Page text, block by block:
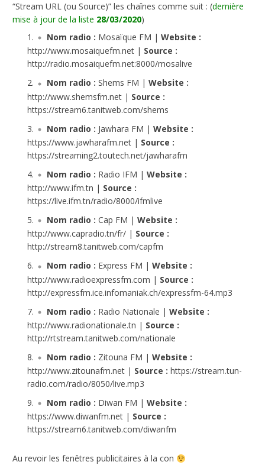
“Stream URL (ou Source)” les chaînes comme suit : (dernière
mise à jour de la liste 28/03/2020)
Nom radio : Mosaïque FM |Website :
http://www.mosaiquefm.net | Source :
http://radio.mosaiquefm.net:8000/mosalive
Nom radio :Shems FM |Website :
http://www.shemsfm.net | Source :
https://stream6.tanitweb.com/shems
Nom radio : Jawhara FM |Website :
https://www.jawharafm.net | Source :
https://streaming2.toutech.net/jawharafm
Nom radio : Radio IFM |Website :
http://www.ifm.tn | Source :
https://live.ifm.tn/radio/8000/ifmlive
Nom radio :Cap FM |Website :
http://www.capradio.tn/fr/‎ | Source :
http://stream8.tanitweb.com/capfm
Nom radio : Express FM |Website :
http://www.radioexpressfm.com | Source :
http://expressfm.ice.infomaniak.ch/expressfm-64.mp3
Nom radio : Radio Nationale |Website :
http://www.radionationale.tn | Source :
http://rtstream.tanitweb.com/nationale
Nom radio : Zitouna FM |Website :
http://www.zitounafm.net | Source :https://stream.tun-
radio.com/radio/8050/live.mp3
Nom radio : Diwan FM |Website :
https://www.diwanfm.net | Source :
https://stream6.tanitweb.com/diwanfm
Au revoir les fenêtres publicitaires à la con